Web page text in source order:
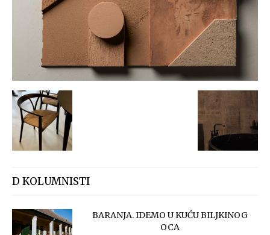
D KOLUMNISTI
BARANJA. IDEMO U KUĆU BILJKINOG
OCA